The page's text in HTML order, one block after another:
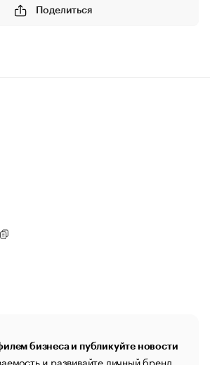
Поделиться
бизнеса и публикуйте новости
и развивайте личный бренд